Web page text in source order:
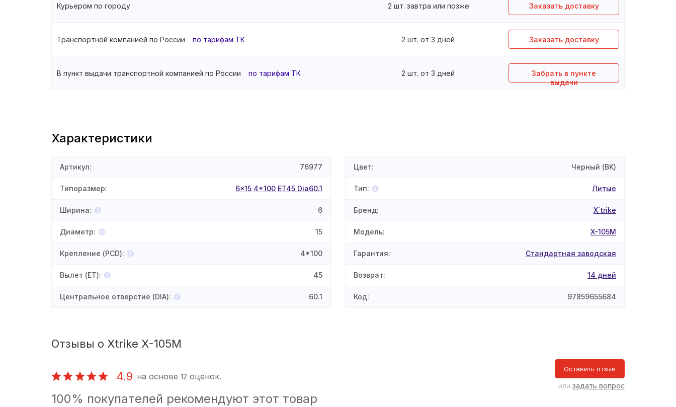
Курьером по городу 2 шт. завтра или позже Заказать доставку
Транспортной компанией по России по тарифам ТК 2 шт. от 3 дней Заказать доставку
В пункт выдачи транспортной компанией по России по тарифам ТК 2 шт. от 3 дней
Забрать в пункте
выдачи
Характеристики
Артикул: 76977
Типоразмер: 6x15 4*100 ET45 Dia60.1
Ширина: 6
Диаметр: 15
Крепление (PCD): 4*100
Вылет (ET): 45
Центральное отверстие (DIA): 60.1
Цвет: Черный (BK)
Тип: Литые
Бренд: X`trike
Модель: X-105М
Гарантия: Стандартная заводская
Возврат: 14 дней
Код: 97859655684
Отзывы о Xtrike X-105М
4.9 на основе12 оценок.
Оставить отзыв
или задать вопрос
100% покупателей рекомендуют этот товар